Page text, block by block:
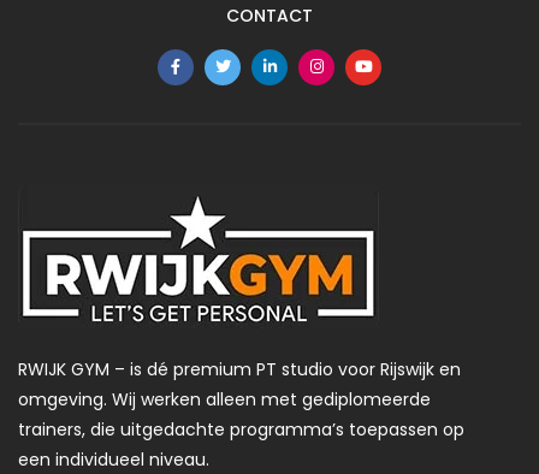
CONTACT
RWIJK GYM – is dé premium PT studio voor Rijswijk en
omgeving. Wij werken alleen met gediplomeerde
trainers, die uitgedachte programma’s toepassen op
een individueel niveau.